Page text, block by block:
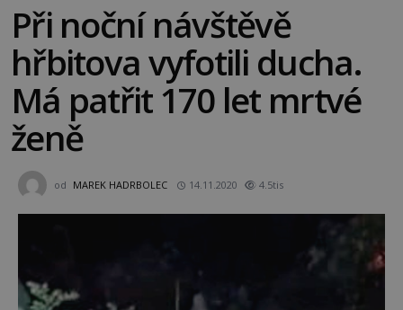
Při noční návštěvě
hřbitova vyfotili ducha.
Má patřit 170 let mrtvé
ženě
od MAREK HADRBOLEC 14.11.2020 4.5tis